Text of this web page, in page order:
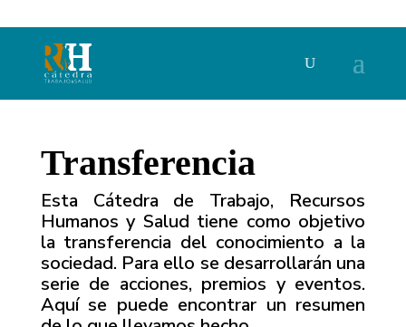
Transferencia
Esta Cátedra de Trabajo, Recursos
Humanos y Salud tiene como objetivo
la transferencia del conocimiento a la
sociedad. Para ello se desarrollarán una
serie de acciones, premios y eventos.
Aquí se puede encontrar un resumen